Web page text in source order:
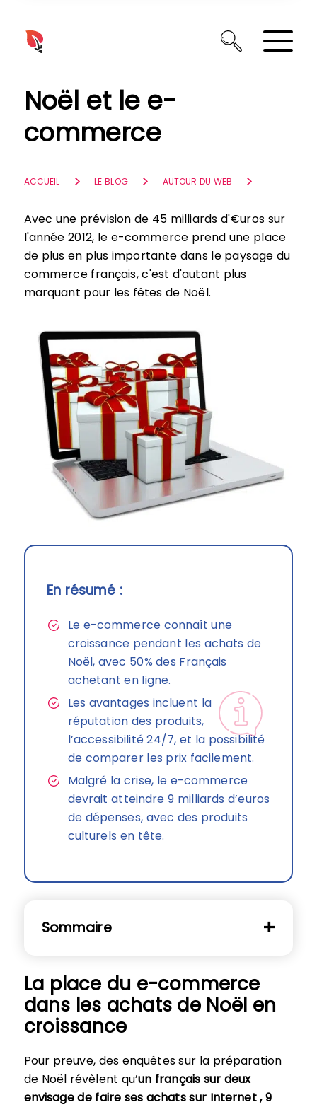
Noël et le e-
commerce
ACCUEIL LE BLOG AUTOUR DU WEB
Avec une prévision de 45 milliards d'€uros sur
l'année 2012, le e-commerce prend une place
de plus en plus importante dans le paysage du
commerce français, c'est d'autant plus
marquant pour les fêtes de Noël.
En résumé :
Le e-commerce connaît une
croissance pendant les achats de
Noël, avec 50% des Français
achetant en ligne.
Les avantages incluent la
réputation des produits,
l’accessibilité 24/7, et la possibilité
de comparer les prix facilement.
Malgré la crise, le e-commerce
devrait atteindre 9 milliards d’euros
de dépenses, avec des produits
culturels en tête.
Sommaire
La place du e-commerce
dans les achats de Noël en
croissance
Pour preuve, des enquêtes sur la préparation
de Noël révèlent qu’un français sur deux
envisage de faire ses achats sur Internet , 9